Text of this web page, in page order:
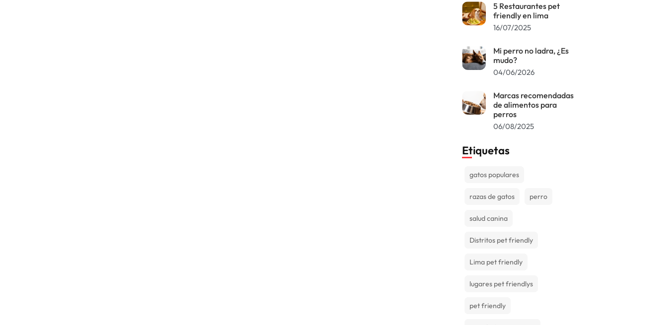
5 Restaurantes pet
friendly en lima
16/07/2025
Mi perro no ladra, ¿Es
mudo?
04/06/2026
Marcas recomendadas
de alimentos para
perros
06/08/2025
Etiquetas
gatos populares
razas de gatos perro
salud canina
Distritos pet friendly
Lima pet friendly
lugares pet friendlys
pet friendly